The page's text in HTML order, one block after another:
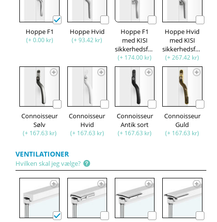
Hoppe F1
(+ 0.00 kr)
Hoppe Hvid
(+ 93.42 kr)
Hoppe F1
med KISI
sikkerhedsfunktion
(+ 174.00 kr)
Hoppe Hvid
med KISI
sikkerhedsfunktion
(+ 267.42 kr)
Connoisseur
Sølv
(+ 167.63 kr)
Connoisseur
Hvid
(+ 167.63 kr)
Connoisseur
Antik sort
(+ 167.63 kr)
Connoisseur
Guld
(+ 167.63 kr)
VENTILATIONER
Hvilken skal jeg vælge?